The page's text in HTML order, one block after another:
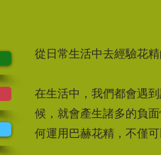
從日常生活中去經驗花
在生活中，我們都會遇
候，就會產生諸多的負
何運用巴赫花精，不僅